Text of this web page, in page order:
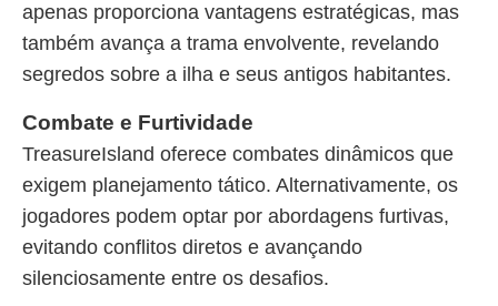
apenas proporciona vantagens estratégicas, mas
também avança a trama envolvente, revelando
segredos sobre a ilha e seus antigos habitantes.
Combate e Furtividade
TreasureIsland oferece combates dinâmicos que
exigem planejamento tático. Alternativamente, os
jogadores podem optar por abordagens furtivas,
evitando conflitos diretos e avançando
silenciosamente entre os desafios.